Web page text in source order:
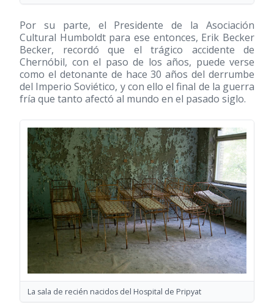
Por su parte, el Presidente de la Asociación
Cultural Humboldt para ese entonces, Erik Becker
Becker, recordó que el trágico accidente de
Chernóbil, con el paso de los años, puede verse
como el detonante de hace 30 años del derrumbe
del Imperio Soviético, y con ello el final de la guerra
fría que tanto afectó al mundo en el pasado siglo.
La sala de recién nacidos del Hospital de Pripyat